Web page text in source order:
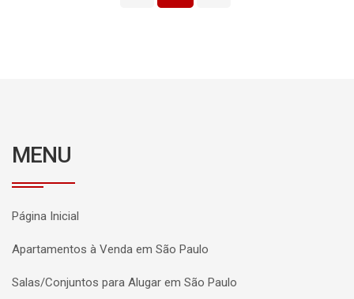
MENU
Página Inicial
Apartamentos à Venda em São Paulo
Salas/Conjuntos para Alugar em São Paulo